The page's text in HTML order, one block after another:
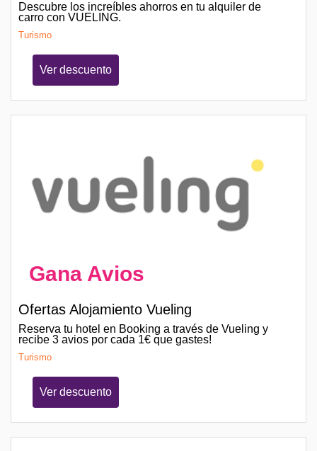
Descubre los increíbles ahorros en tu alquiler de
carro con VUELING.
Turismo
Ver descuento
Gana Avios
Ofertas Alojamiento Vueling
Reserva tu hotel en Booking a través de Vueling y
recibe 3 avios por cada 1€ que gastes!
Turismo
Ver descuento